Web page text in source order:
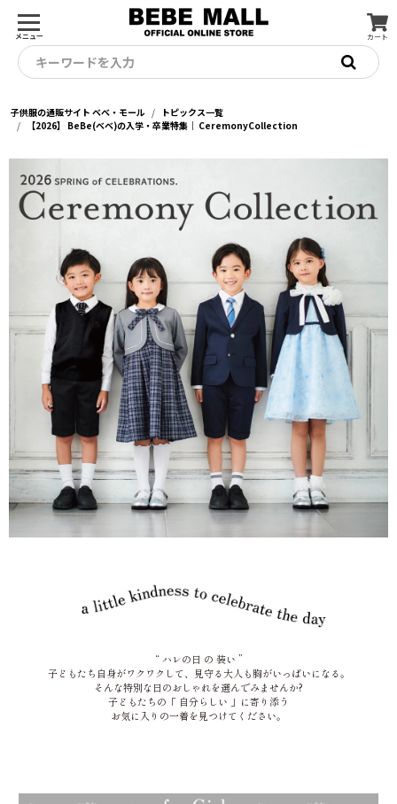
メニュー カート
キーワードを入力
子供服の通販サイト ベベ・モール
トピックス一覧
【2026】 BeBe(ベベ)の入学・卒業特集｜ CeremonyCollection
“ ハレの日 の 装い ”
子どもたち自身がワクワクして、見守る大人も胸がいっぱいになる。
そんな特別な日のおしゃれを選んでみませんか?
子どもたちの「 自分らしい 」に寄り添う
お気に入りの一着を見つけてください。